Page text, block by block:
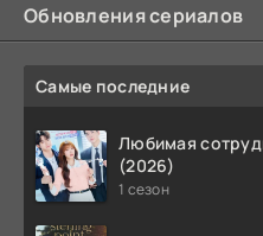
Обновления сериалов
Самые последние
Любимая
(2026)
1 сезон